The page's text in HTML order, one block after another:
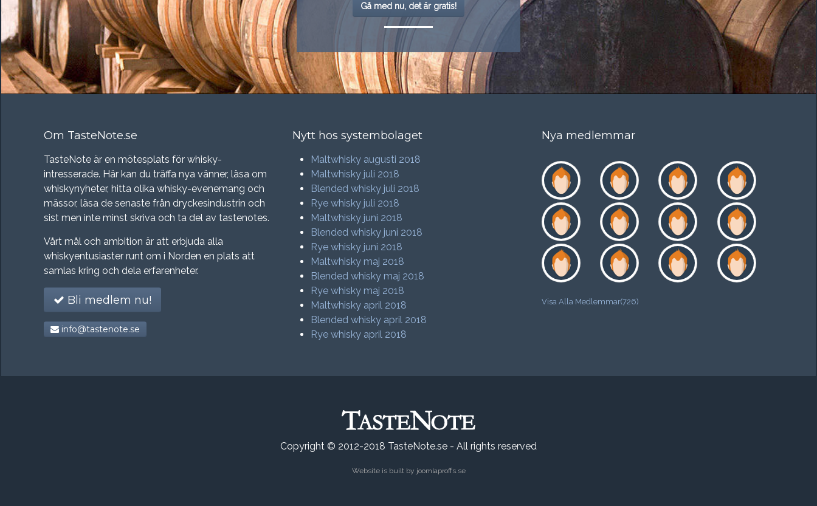
Gå med nu, det är gratis!
Om TasteNote.se
TasteNote är en mötesplats för whisky-
intresserade. Här kan du träffa nya vänner, läsa om
whiskynyheter, hitta olika whisky-evenemang och
mässor, läsa de senaste från dryckesindustrin och
sist men inte minst skriva och ta del av tastenotes.
Vårt mål och ambition är att erbjuda alla
whiskyentusiaster runt om i Norden en plats att
samlas kring och dela erfarenheter.
Bli medlem nu!
info@tastenote.se
Nytt hos systembolaget
Maltwhisky augusti 2018
Maltwhisky juli 2018
Blended whisky juli 2018
Rye whisky juli 2018
Maltwhisky juni 2018
Blended whisky juni 2018
Rye whisky juni 2018
Maltwhisky maj 2018
Blended whisky maj 2018
Rye whisky maj 2018
Maltwhisky april 2018
Blended whisky april 2018
Rye whisky april 2018
Nya medlemmar
Visa Alla Medlemmar(726)
Copyright © 2012-2018 TasteNote.se - All rights reserved
Website is built by joomlaproffs.se